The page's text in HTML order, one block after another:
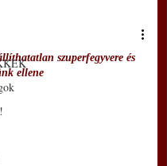
szuperfegyvere és
ellene